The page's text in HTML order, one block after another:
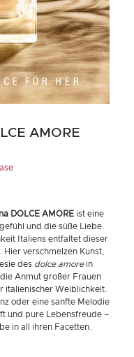
AMORE
DOLCE AMOREist eine
und die süße Liebe.
Italiens entfaltet dieser
verschmelzen Kunst,
des dolce amorein
Anmut großer Frauen
italienischer Weiblichkeit.
oder eine sanfte Melodie
und pure Lebensfreude –
in all ihren Facetten.